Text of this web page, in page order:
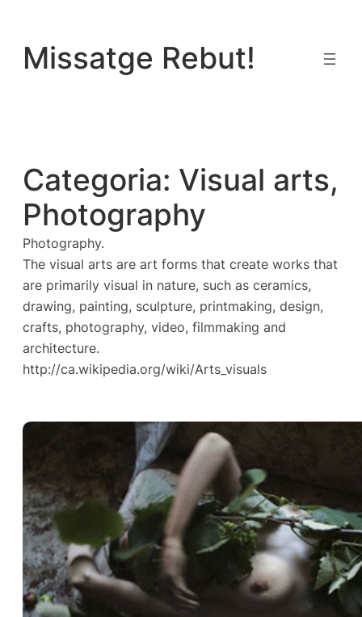
contingut
Missatge Rebut!
Categoria: Visual arts,
Photography
Photography.
The visual arts are art forms that create works that
are primarily visual in nature, such as ceramics,
drawing, painting, sculpture, printmaking, design,
crafts, photography, video, filmmaking and
architecture.
http://ca.wikipedia.org/wiki/Arts_visuals